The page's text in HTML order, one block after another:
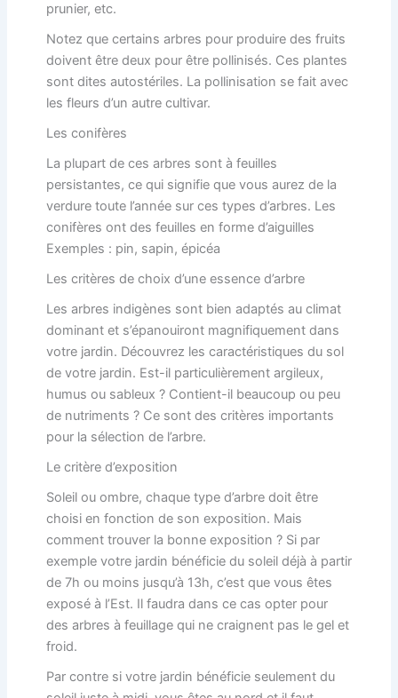
prunier, etc.
Notez que certains arbres pour produire des fruits
doivent être deux pour être pollinisés. Ces plantes
sont dites autostériles. La pollinisation se fait avec
les fleurs d’un autre cultivar.
Les conifères
La plupart de ces arbres sont à feuilles
persistantes, ce qui signifie que vous aurez de la
verdure toute l’année sur ces types d’arbres. Les
conifères ont des feuilles en forme d’aiguilles
Exemples : pin, sapin, épicéa
Les critères de choix d’une essence d’arbre
Les arbres indigènes sont bien adaptés au climat
dominant et s’épanouiront magnifiquement dans
votre jardin. Découvrez les caractéristiques du sol
de votre jardin. Est-il particulièrement argileux,
humus ou sableux ? Contient-il beaucoup ou peu
de nutriments ? Ce sont des critères importants
pour la sélection de l’arbre.
Le critère d’exposition
Soleil ou ombre, chaque type d’arbre doit être
choisi en fonction de son exposition. Mais
comment trouver la bonne exposition ? Si par
exemple votre jardin bénéficie du soleil déjà à partir
de 7h ou moins jusqu’à 13h, c’est que vous êtes
exposé à l’Est. Il faudra dans ce cas opter pour
des arbres à feuillage qui ne craignent pas le gel et
froid.
Par contre si votre jardin bénéficie seulement du